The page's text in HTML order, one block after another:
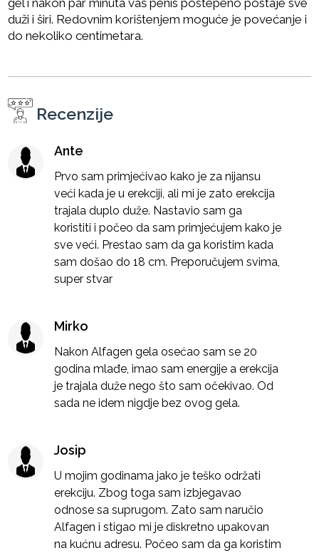
duži i širi. Redovnim korištenjem moguće je povećanje i
do nekoliko centimetara.
Recenzije
Ante
Prvo sam primjećivao kako je za nijansu
veći kada je u erekciji, ali mi je zato erekcija
trajala duplo duže. Nastavio sam ga
koristiti i počeo da sam primjećujem kako je
sve veći. Prestao sam da ga koristim kada
sam došao do 18 cm. Preporučujem svima,
super stvar
Mirko
Nakon Alfagen gela osećao sam se 20
godina mlađe, imao sam energije a erekcija
je trajala duže nego što sam očekivao. Od
sada ne idem nigdje bez ovog gela.
Josip
U mojim godinama jako je teško održati
erekciju. Zbog toga sam izbjegavao
odnose sa suprugom. Zato sam naručio
Alfagen i stigao mi je diskretno upakovan
na kućnu adresu. Počeo sam da ga koristim